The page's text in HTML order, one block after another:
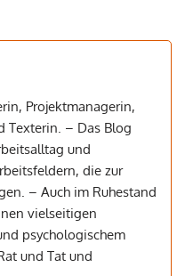
Projektmanagerin,
Texterin. – Das Blog
und
die zur
– Auch im Ruhestand
vielseitigen
psychologischem
und Tat und